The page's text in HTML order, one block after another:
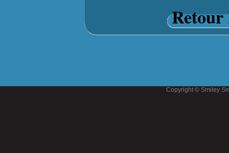
Retour
Copyright © Smiley